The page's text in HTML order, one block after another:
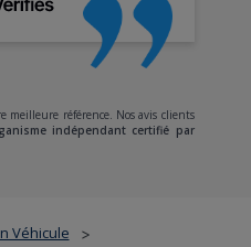
Véhicule >
meilleure référence. Nos avis clients
indépendant certifié par